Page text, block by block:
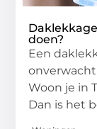
doen?
Een
Woon je in
Dan is het